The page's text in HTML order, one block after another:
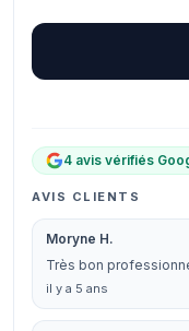
4 avis vérifiés
AVIS CLIENTS
Moryne H.
Très bon
il y a 5 ans